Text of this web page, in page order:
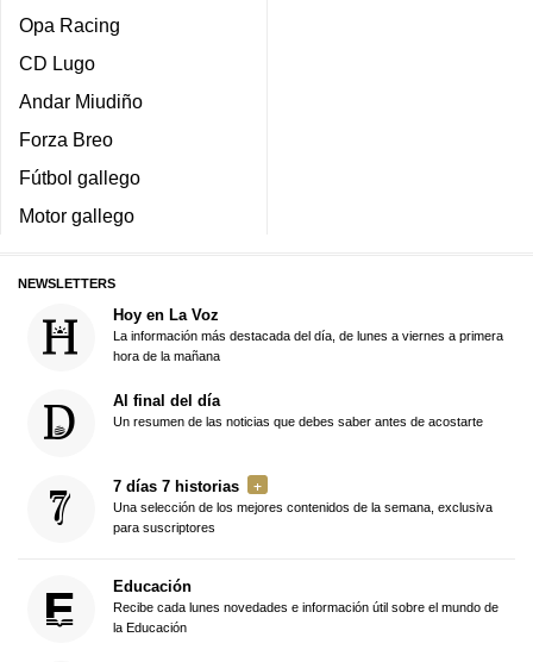
Opa Racing
CD Lugo
Andar Miudiño
Forza Breo
Fútbol gallego
Motor gallego
NEWSLETTERS
Hoy en La Voz
La información más destacada del día, de lunes a viernes a primera
hora de la mañana
Al final del día
Un resumen de las noticias que debes saber antes de acostarte
7 días 7 historias
Una selección de los mejores contenidos de la semana, exclusiva
para suscriptores
Educación
Recibe cada lunes novedades e información útil sobre el mundo de
la Educación